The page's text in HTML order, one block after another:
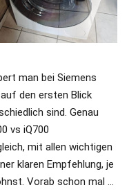
man bei Siemens
den ersten Blick
sind. Genau
vs iQ700
mit allen wichtigen
klaren Empfehlung, je
Vorab schon mal …